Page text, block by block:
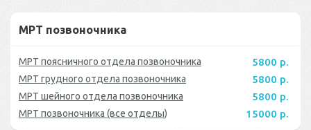
МРТ позвоночника
МРТ поясничного отдела позвоночника 5800 р.
МРТ грудного отдела позвоночника 5800 р.
МРТ шейного отдела позвоночника 5800 р.
МРТ позвоночника (все отделы) 15000 р.